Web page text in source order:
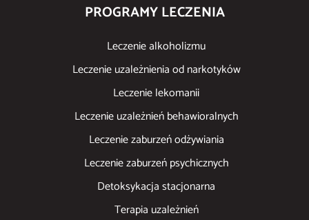
PROGRAMY LECZENIA
Leczenie alkoholizmu
Leczenie uzależnienia od narkotyków
Leczenie lekomanii
Leczenie uzależnień behawioralnych
Leczenie zaburzeń odżywiania
Leczenie zaburzeń psychicznych
Detoksykacja stacjonarna
Terapia uzależnień